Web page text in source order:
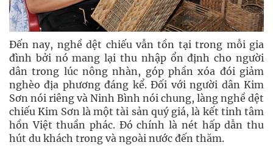
Đến nay, nghề dệt chiếu vẫn tồn tại trong mỗi gia
đình bởi nó mang lại thu nhập ổn định cho người
dân trong lúc nông nhàn, góp phần xóa đói giảm
nghèo địa phương đáng kể. Đối với người dân Kim
Sơn nói riêng và Ninh Bình nói chung, làng nghề dệt
chiếu Kim Sơn là một tài sản quý giá, là kết tinh tâm
hồn Việt thuần phác. Đó chính là nét hấp dẫn thu
hút du khách trong và ngoài nước đến thăm.